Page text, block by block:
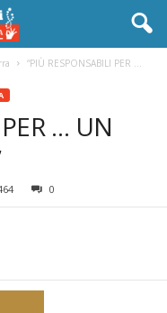
“PIÙ RESPONSABILI PER …
… UN
0